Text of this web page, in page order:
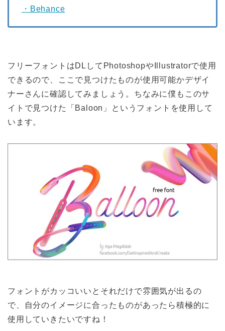
・Behance
フリーフォントはDLしてPhotoshopやIllustratorで使用
できるので、ここで見つけたものが使用可能かデザイ
ナーさんに確認してみましょう。ちなみに僕もこのサ
イトで見つけた「Baloon」というフォントを使用して
います。
フォントがカッコいいとそれだけで雰囲気が出るの
で、自分のイメージに合ったものがあったら積極的に
使用していきたいですね！